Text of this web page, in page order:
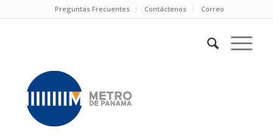
Preguntas Frecuentes Contáctenos Correo